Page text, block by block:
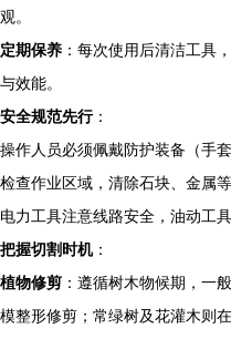
观。
定期保养 ：每次使用后清洁工具
与效能。
安全规范先行：
操作人员必须佩戴防护装备（手
检查作业区域，清除石块、金属
电力工具注意线路安全，油动工
把握切割时机：
植物修剪 ：遵循树木物候期，一
模整形修剪；常绿树及花灌木则